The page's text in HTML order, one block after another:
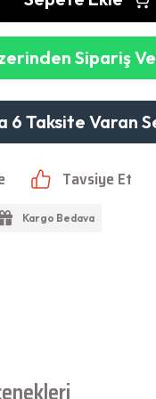
Sipariş
6 Taksite Varan
Tavsiye Et
Kargo Bedava